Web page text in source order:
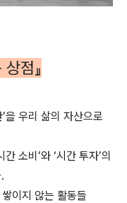
점』
을 우리 삶의 자산으로
소비’와 ‘시간 투자’의
이지 않는 활동들